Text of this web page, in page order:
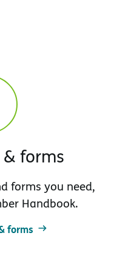
forms
forms you need,
Handbook.
forms